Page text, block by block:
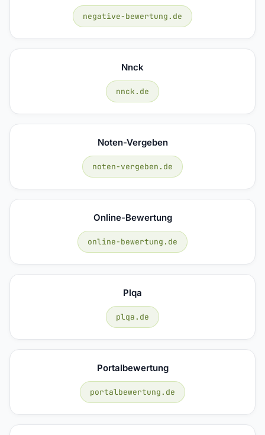
negative-bewertung.de
Nnck
nnck.de
Noten-Vergeben
noten-vergeben.de
Online-Bewertung
online-bewertung.de
Plqa
plqa.de
Portalbewertung
portalbewertung.de